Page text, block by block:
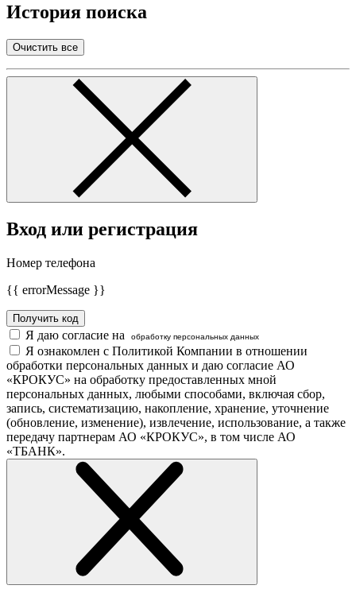
История поиска
Очистить все
Вход или регистрация
Номер телефона
{{ errorMessage }}
Получить код
Я даю согласие на обработку персональных данных
Я ознакомлен с Политикой Компании в отношении
обработки персональных данных и даю согласие АО
«КРОКУС» на обработку предоставленных мной
персональных данных, любыми способами, включая сбор,
запись, систематизацию, накопление, хранение, уточнение
(обновление, изменение), извлечение, использование, а также
передачу партнерам АО «КРОКУС», в том числе АО
«ТБАНК».